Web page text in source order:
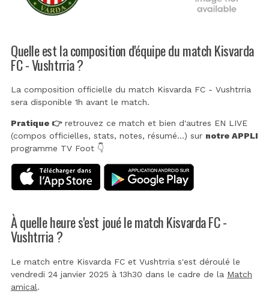
Quelle est la composition d'équipe du match Kisvarda
FC - Vushtrria ?
La composition officielle du match Kisvarda FC - Vushtrria
sera disponible 1h avant le match.
Pratique 👉retrouvez ce match et bien d'autres EN LIVE
(compos officielles, stats, notes, résumé...) sur notre APPLI
programme TV Foot 👇
À quelle heure s'est joué le match Kisvarda FC -
Vushtrria ?
Le match entre Kisvarda FC et Vushtrria s'est déroulé le
vendredi 24 janvier 2025 à 13h30 dans le cadre de la Match
amical.